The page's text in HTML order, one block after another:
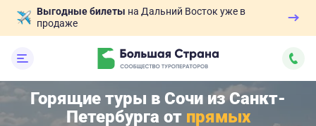
Выгодные билеты на Дальний Восток уже в
продаже
Горящие туры в Сочи из Санкт-
Петербурга от прямых